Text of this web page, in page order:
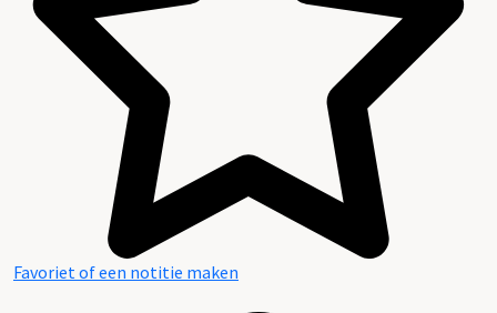
Favoriet of een notitie maken